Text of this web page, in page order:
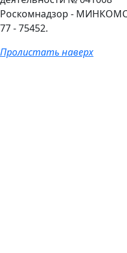
Роскомнадзор -
77 - 75452.
Пролистать наверх